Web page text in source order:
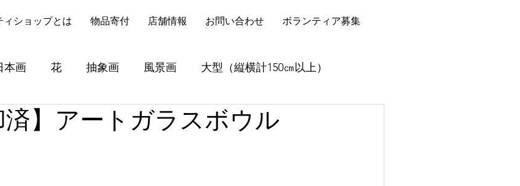
ィショップとは 物品寄付 店舗情報 お問い合わせ ボランティア募集
本画 花 抽象画 風景画 大型（縦横計150㎝以上）
】アートガラスボウル